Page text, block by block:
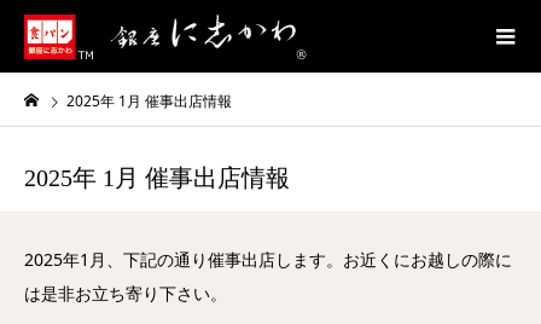
2025年 1月 催事出店情報
2025年 1月 催事出店情報
2025年1月、下記の通り催事出店します。お近くにお越しの際に
は是非お立ち寄り下さい。